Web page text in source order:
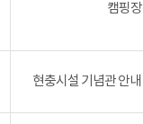
캠핑
현충시설 기념관 안